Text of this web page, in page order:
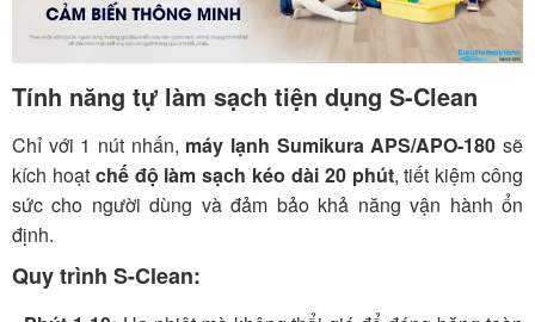
Tính năng tự làm sạch tiện dụng S-Clean
Chỉ với 1 nút nhấn, máy lạnh Sumikura APS/APO-180sẽ
kích hoạt chế độ làm sạch kéo dài 20 phút, tiết kiệm công
sức cho người dùng và đảm bảo khả năng vận hành ổn
định.
Quy trình S-Clean: